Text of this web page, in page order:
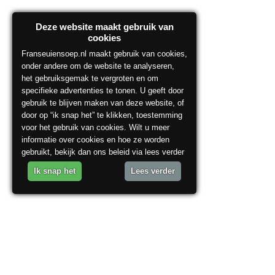
Deze website maakt gebruik van
cookies
Franseuiensoep.nl maakt gebruik van cookies,
onder andere om de website te analyseren,
het gebruiksgemak te vergroten en om
specifieke advertenties te tonen. U geeft door
gebruik te blijven maken van deze website, of
door op “ik snap het” te klikken, toestemming
voor het gebruik van cookies. Wilt u meer
informatie over cookies en hoe ze worden
gebruikt, bekijk dan ons beleid via lees verder
Ik snap het Lees verder